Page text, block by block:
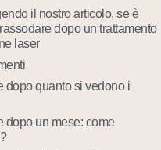
il nostro articolo, se è
dopo un trattamento
laser
dopo quanto si vedono i
dopo un mese: come